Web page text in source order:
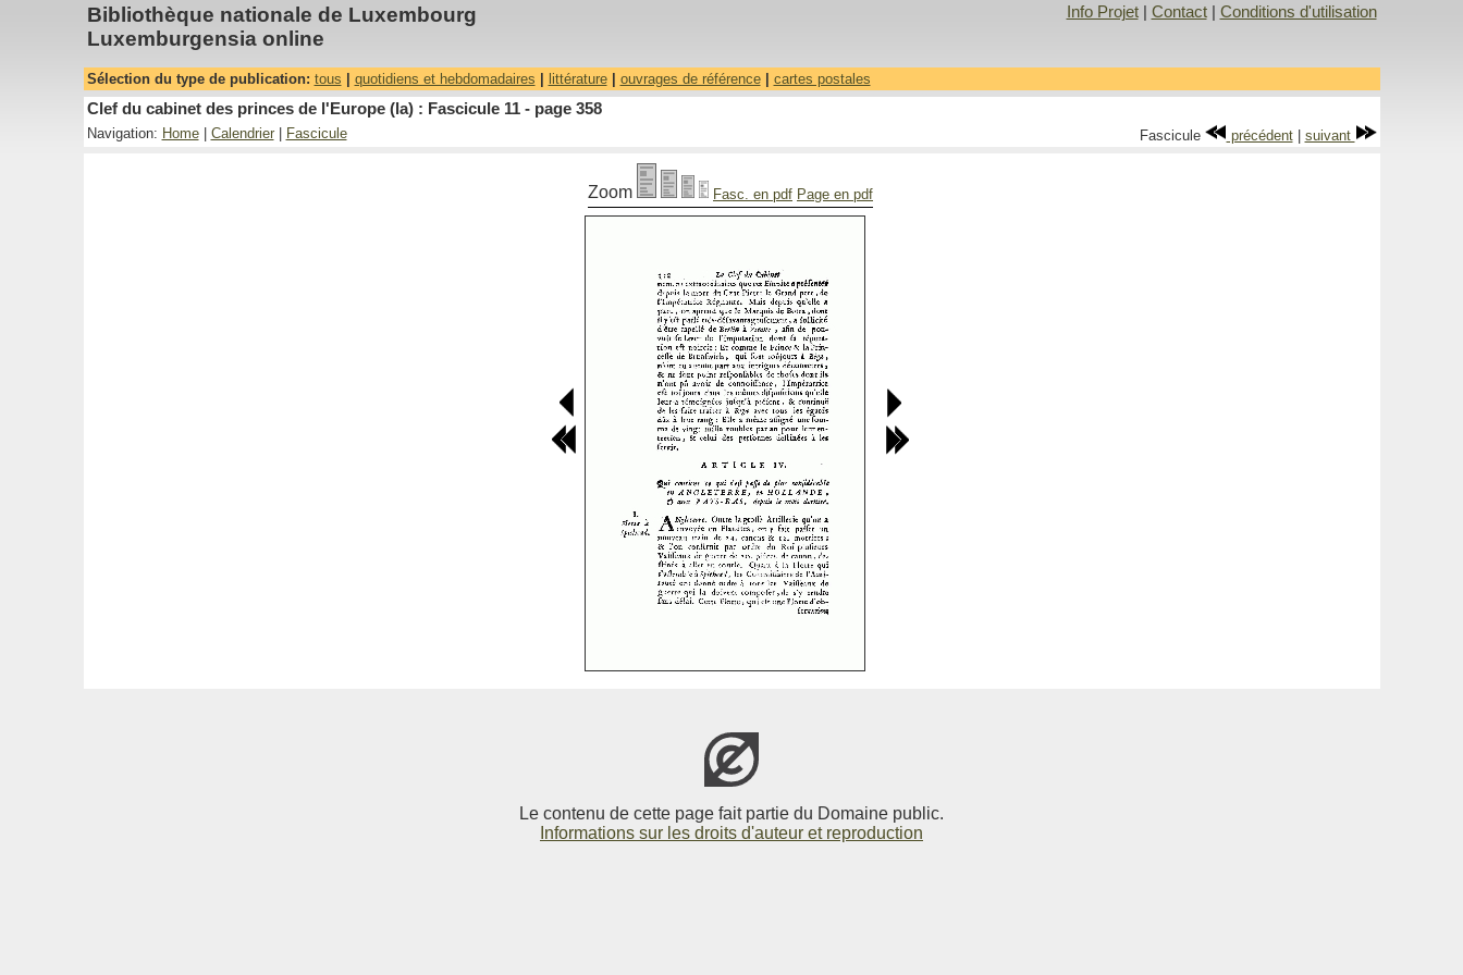
Bibliothèque nationale de Luxembourg
Luxemburgensia online
Info Projet| Contact| Conditions d'utilisation
Sélection du type de publication: tous quotidiens et hebdomadaires littérature| ouvrages de référence| cartes postales
Clef du cabinet des princes de l'Europe (la) : Fascicule 11 - page 358
Navigation: Home| Calendrier| Fascicule Fascicule précédent| suivant
Zoom Fasc. en pdf Page en pdf
Le contenu de cette page fait partie du Domaine public.
Informations sur les droits d'auteur et reproduction